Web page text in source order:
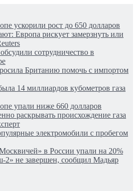
ускорили рост до 650 долларов
Европа рискует замерзнуть или
сотрудничество в
Британию помочь с импортом
14 миллиардов кубометров газа
упали ниже 660 долларов
раскрывать происхождение газа
электромобили с пробегом
в России упали на 20%
не завершен, сообщил Мадьяр